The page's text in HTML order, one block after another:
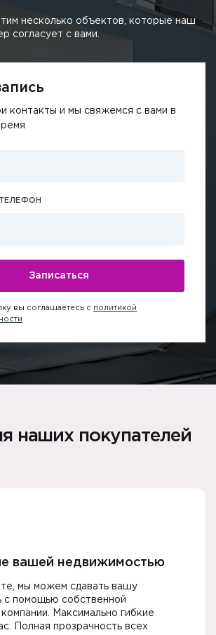
несколько объектов, которые наш
согласует с вами.
контакты и мы свяжемся с вами в
вы соглашаетесь с политикой
наших покупателей
вашей недвижимостью
мы можем сдавать вашу
с помощью собственной
Максимально гибкие
Полная прозрачность всех